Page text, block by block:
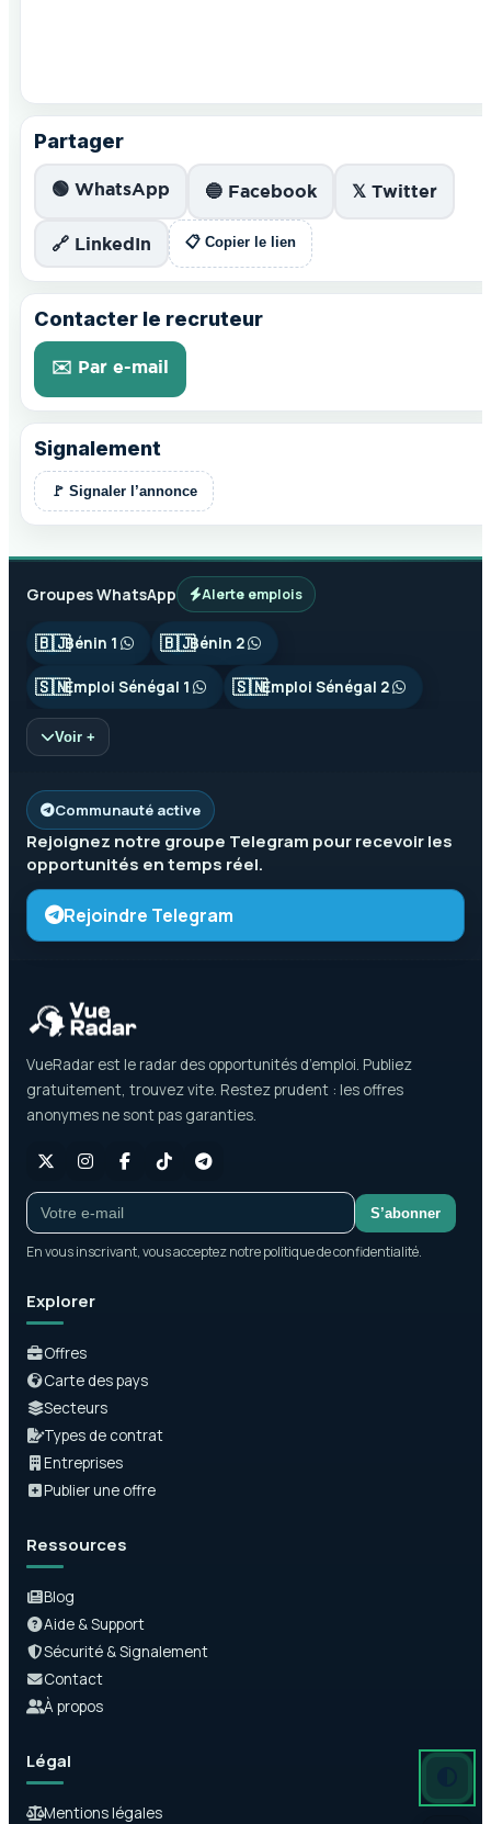
Partager
🟢 WhatsApp 🔵 Facebook 𝕏 Twitter
🔗 LinkedIn 📋 Copier le lien
Contacter le recruteur
✉️ Par e-mail
Signalement
🚩 Signaler l’annonce
Groupes WhatsApp Alerte emplois
🇧🇯Bénin 1 🇧🇯Bénin 2
🇸🇳Emploi Sénégal 1 🇸🇳Emploi Sénégal 2
Voir +
Communauté active
Rejoignez notre groupe Telegram pour recevoir les
opportunités en temps réel.
Rejoindre Telegram
VueRadar est le radar des opportunités d’emploi. Publiez
gratuitement, trouvez vite. Restez prudent : les offres
anonymes ne sont pas garanties.
S’abonner
En vous inscrivant, vous acceptez notre politique de confidentialité.
Explorer
Offres
Carte des pays
Secteurs
Types de contrat
Entreprises
Publier une offre
Ressources
Blog
Aide & Support
Sécurité & Signalement
Contact
À propos
Légal
Mentions légales
Mode
Mode
Mode clair